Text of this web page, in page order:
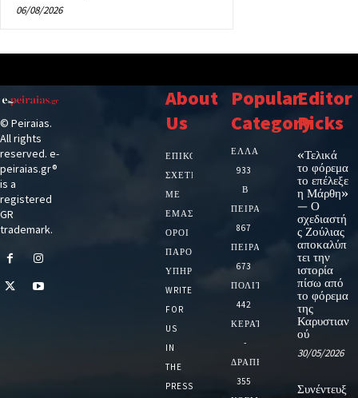
06/08/2026
© Peiraias.
All rights
reserved. e-
peiraias.gr®
is a
registered
GR
trademark.
About
Us
ΕΠΙΚΟΙΝΩΝΙΑ
ΣΧΕΤΙΚΆ
ΜΕ
ΕΜΆΣ
ΌΡΟΙ
ΠΑΡΟΧΉΣ
ΥΠΗΡΕΣΙΏΝ
WRITE
FOR
US
IN
THE
PRESS
Popular
Category
ΕΛΛΑΔΑ
933
Β
ΠΕΙΡΑΙΑ
867
ΠΕΙΡΑΙΑΣ
673
ΠΟΛΙΤΙΚΗ
442
ΚΕΡΑΤΣΙΝΙ
-
ΔΡΑΠΕΤΣΩΝΑ
355
Editor
Picks
«Τελικά
το φόρεμα
το επέλεξε
η Μάρθη»
— Ο
σχεδιαστή
ς Ζούλιας
αποκαλύπ
τει την
ιστορία
πίσω από
το φόρεμα
της
Καρυστιαν
ού
30/05/2026
Συνέντευξ